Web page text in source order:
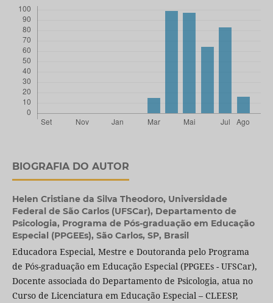
BIOGRAFIA DO AUTOR
Helen Cristiane da Silva Theodoro, Universidade
Federal de São Carlos (UFSCar), Departamento de
Psicologia, Programa de Pós-graduação em Educação
Especial (PPGEEs), São Carlos, SP, Brasil
Educadora Especial, Mestre e Doutoranda pelo Programa
de Pós-graduação em Educação Especial (PPGEEs - UFSCar),
Docente associada do Departamento de Psicologia, atua no
Curso de Licenciatura em Educação Especial – CLEESP,